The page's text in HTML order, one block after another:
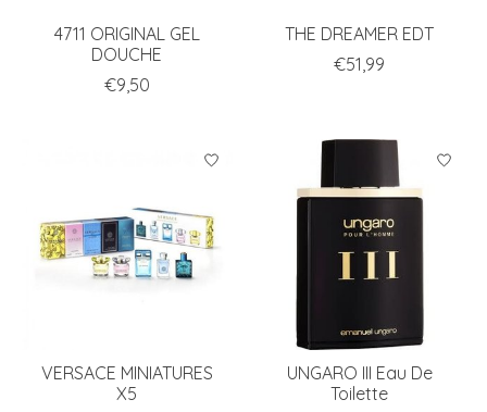
4711 ORIGINAL GEL
DOUCHE
€9,50
THE DREAMER EDT
€51,99
VERSACE MINIATURES
X5
UNGARO III Eau De
Toilette